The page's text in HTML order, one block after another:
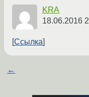
KRA
18.06.2016
Ссылка
←